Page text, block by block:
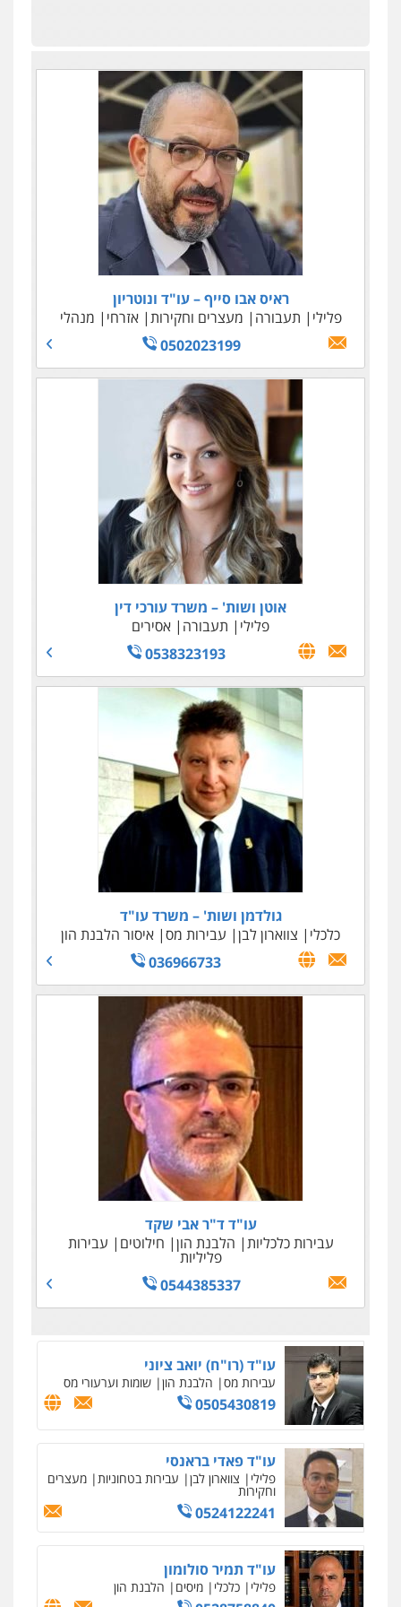
ראיס אבו סייף – עו"ד ונוטריון
פלילי
תעבורה מעצרים וחקירות אזרחי
מנהלי
0502023199
אוטן ושות' – משרד עורכי דין
פלילי
תעבורה
אסירים
0538323193
גולדמן ושות' – משרד עו"ד
כלכלי
צווארון לבן עבירות מס איסור הלבנת הון
036966733
עו"ד ד"ר אבי שקד
עבירות כלכליות
הלבנת הון חילוטים עבירות
פליליות
0544385337
עו"ד (רו"ח) יואב ציוני
עבירות מס הלבנת הון שומות וערעורי מס
0505430819
עו"ד פאדי בראנסי
פלילי צווארון לבן עבירות בטחוניות מעצרים
וחקירות
0524122241
עו"ד תמיר סולומון
פלילי כלכלי מיסים הלבנת הון